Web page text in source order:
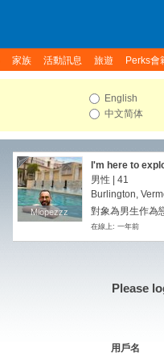
家族 活動訊息 旅遊 Perks會
English
中文简体
Mlopezzz
Mlopezzz
I'm here to
honest guy
understanding
on earth.
男性 | 41
Burlington,
對象為男生作為
在線上: 一年前
Please
用戶名